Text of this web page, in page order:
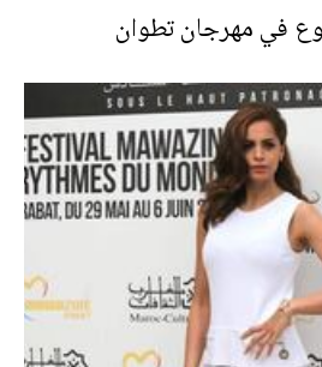
في مهرجان تطوان